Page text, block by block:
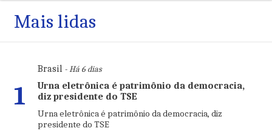
Mais lidas
1
Brasil- Há 6 dias
Urna eletrônica é patrimônio da democracia,
diz presidente do TSE
Urna eletrônica é patrimônio da democracia, diz
presidente do TSE